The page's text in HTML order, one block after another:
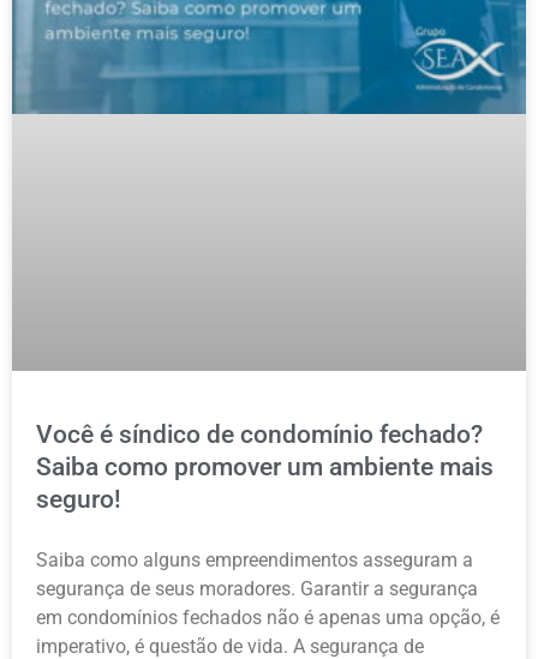
Você é síndico de condomínio fechado?
Saiba como promover um ambiente mais
seguro!
Saiba como alguns empreendimentos asseguram a
segurança de seus moradores. Garantir a segurança
em condomínios fechados não é apenas uma opção, é
imperativo, é questão de vida. A segurança de